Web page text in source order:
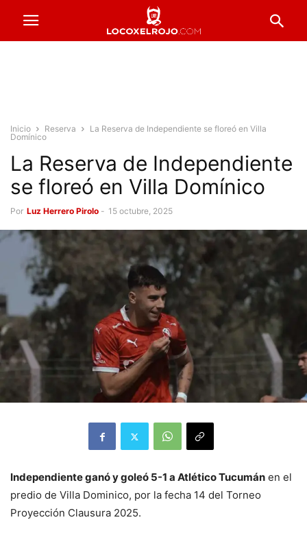
Inicio Reserva
La Reserva de Independiente se floreó en Villa
Domínico
La Reserva de Independiente
se floreó en Villa Domínico
Por Luz Herrero Pirolo - 15 octubre, 2025
Independiente ganó y goleó 5-1 a Atlético Tucumán en el
predio de Villa Dominico, por la fecha 14 del Torneo
Proyección Clausura 2025.